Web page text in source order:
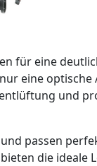
für eine
eine
und
passen
die ideale